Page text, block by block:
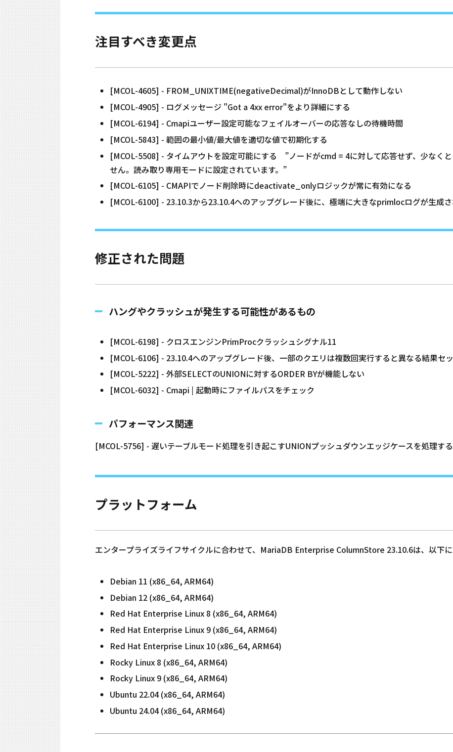
注目すべき変更点
[MCOL-4605] - FROM_UNIXTIME(negativeDecimal)がInnoDBとして動作しない
[MCOL-4905] - ログメッセージ "Got a 4xx error"をより詳細にする
[MCOL-6194] - Cmapiユーザー設定可能なフェイルオーバーの応答なしの待機時間
[MCOL-5843] - 範囲の最小値/最大値を適切な値で初期化する
[MCOL-5508] - タイムアウトを設定可能にする ”ノードがcmd = 4に対して応答せず、少なく
せん。読み取り専用モードに設定されています。”
[MCOL-6105] - CMAPIでノード削除時にdeactivate_onlyロジックが常に有効になる
[MCOL-6100] - 23.10.3から23.10.4へのアップグレード後に、極端に大きなprimlocログが生成
修正された問題
ハングやクラッシュが発生する可能性があるもの
[MCOL-6198] - クロスエンジンPrimProcクラッシュシグナル11
[MCOL-6106] - 23.10.4へのアップグレード後、一部のクエリは複数回実行すると異なる結果セッ
[MCOL-5222] - 外部SELECTのUNIONに対するORDER BYが機能しない
[MCOL-6032] - Cmapi | 起動時にファイルパスをチェック
パフォーマンス関連
[MCOL-5756] - 遅いテーブルモード処理を引き起こすUNIONプッシュダウンエッジケースを処理する
プラットフォーム
エンタープライズライフサイクルに合わせて、MariaDB Enterprise ColumnStore 23.10.6は、以下に
Debian 11 (x86_64, ARM64)
Debian 12 (x86_64, ARM64)
Red Hat Enterprise Linux 8 (x86_64, ARM64)
Red Hat Enterprise Linux 9 (x86_64, ARM64)
Red Hat Enterprise Linux 10 (x86_64, ARM64)
Rocky Linux 8 (x86_64, ARM64)
Rocky Linux 9 (x86_64, ARM64)
Ubuntu 22.04 (x86_64, ARM64)
Ubuntu 24.04 (x86_64, ARM64)